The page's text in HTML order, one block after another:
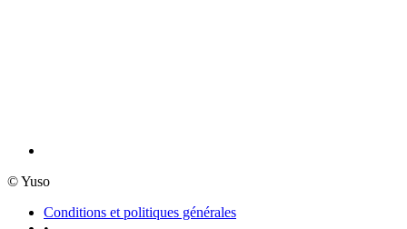
© Yuso
Conditions et politiques générales